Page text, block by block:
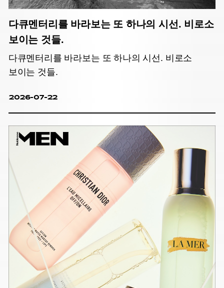
다큐멘터리를 바라보는 또 하나의 시선. 비로소
보이는 것들.
다큐멘터리를 바라보는 또 하나의 시선. 비로소
보이는 것들.
2026-07-22